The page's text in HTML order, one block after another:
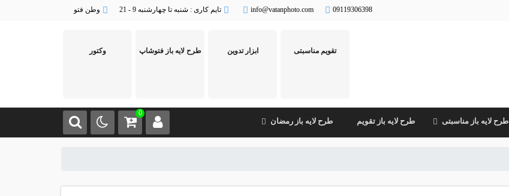
09119306398
info@vatanphoto.com تایم کاری : شنبه تا چهارشنبه 9 - 21 وطن فتو
وکتور طرح لایه باز فتوشاپ ابزار تدوین تقویم مناسبتی
طرح لایه باز مناسبتی طرح لایه باز تقویم طرح لایه باز رمضان
0